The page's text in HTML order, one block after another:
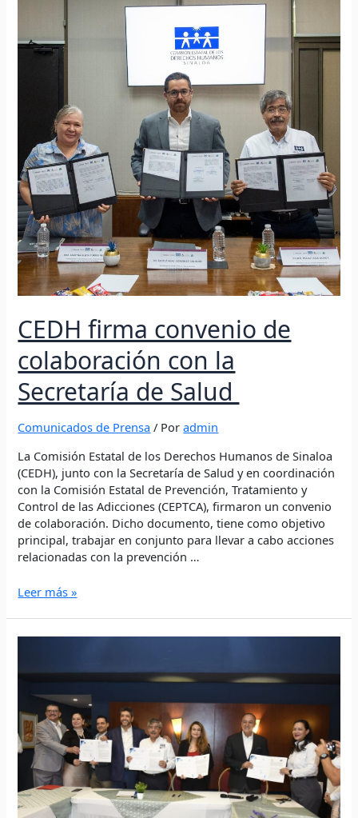
CEDH firma convenio de
colaboración con la
Secretaría de Salud
Comunicados de Prensa / Poradmin
La Comisión Estatal de los Derechos Humanos de Sinaloa
(CEDH), junto con la Secretaría de Salud y en coordinación
con la Comisión Estatal de Prevención, Tratamiento y
Control de las Adicciones (CEPTCA), firmaron un convenio
de colaboración. Dicho documento, tiene como objetivo
principal, trabajar en conjunto para llevar a cabo acciones
relacionadas con la prevención …
colaboración
Leer más »
convenio
colaboración
con
FEMECA
FEDASIN